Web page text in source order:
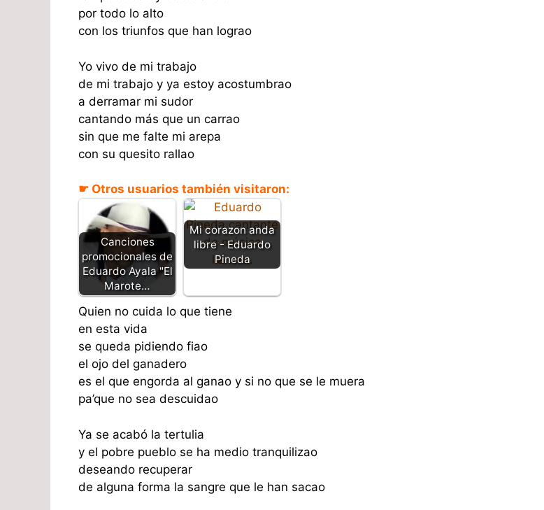
por todo lo alto
con los triunfos que han lograo
Yo vivo de mi trabajo
de mi trabajo y ya estoy acostumbrao
a derramar mi sudor
cantando más que un carrao
sin que me falte mi arepa
con su quesito rallao
☛ Otros usuarios también visitaron:
Canciones
promocionales de
Eduardo Ayala "El
Marote…
Mi corazon anda
libre - Eduardo
Pineda
Quien no cuida lo que tiene
en esta vida
se queda pidiendo fiao
el ojo del ganadero
es el que engorda al ganao y si no que se le muera
pa’que no sea descuidao
Ya se acabó la tertulia
y el pobre pueblo se ha medio tranquilizao
deseando recuperar
de alguna forma la sangre que le han sacao